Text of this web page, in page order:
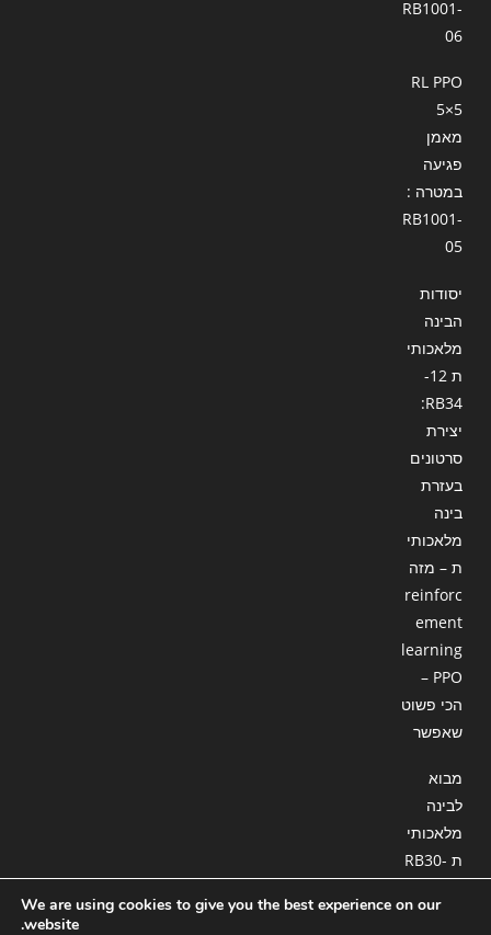
RB1001-
06
RL PPO
5×5
מאמן
פגיעה
במטרה :
RB1001-
05
יסודות
הבינה
מלאכותי
ת 12-
RB34:
יצירת
סרטונים
בעזרת
בינה
מלאכותי
ת – מזה
reinforc
ement
learning
– PPO
הכי פשוט
שאפשר
מבוא
לבינה
מלאכותי
ת RB30-
המשך
We are using cookies to give you the best experience on our
website.